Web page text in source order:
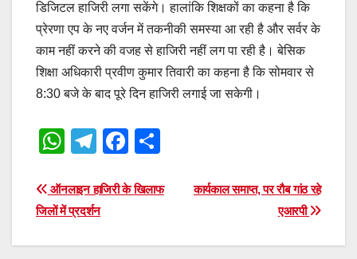
डिजिटल हाजिरी लगा सकेंगे। हालांकि शिक्षकों का कहना है कि
प्रेरणा एप के नए वर्जन में तकनीकी समस्या आ रही है और सर्वर के
काम नहीं करने की वजह से हाजिरी नहीं लग पा रही है। बेसिक
शिक्षा अधिकारी प्रवीण कुमार तिवारी का कहना है कि सोमवार से
8:30 बजे के बाद पूरे दिन हाजिरी लगाई जा सकेगी।
W
at
s
A
T
e
gr
a
F
c
b
ar
Post
navigation
कार्यकाल समाप्त, पर रौब गांठ रहे
एआरपी
ऑनलाइन हाजिरी के खिलाफ
जिलों में प्रदर्शन